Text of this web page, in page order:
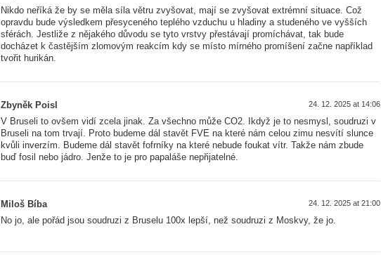
Nikdo neříká že by se měla síla větru zvyšovat, mají se zvyšovat extrémní situace. Což
opravdu bude výsledkem přesyceného teplého vzduchu u hladiny a studeného ve vyšších
sférách. Jestliže z nějakého důvodu se tyto vrstvy přestávají promíchávat, tak bude
docházet k častějším zlomovým reakcím kdy se místo mírného promíšení začne například
tvořit hurikán.
Zbyněk Poisl 24. 12. 2025 at 14:06
V Bruseli to ovšem vidí zcela jinak. Za všechno může CO2. Ikdyž je to nesmysl, soudruzi v
Bruseli na tom trvají. Proto budeme dál stavět FVE na které nám celou zimu nesvítí slunce
kvůli inverzím. Budeme dál stavět fofrníky na které nebude foukat vítr. Takže nám zbude
buď fosil nebo jádro. Jenže to je pro papaláše nepřijatelné.
Miloš Bíba 24. 12. 2025 at 21:00
No jo, ale pořád jsou soudruzi z Bruselu 100x lepší, než soudruzi z Moskvy, že jo.